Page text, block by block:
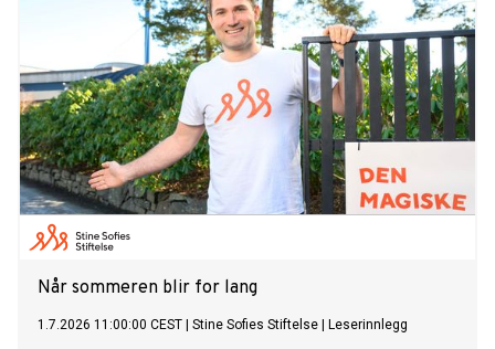
Når sommeren blir for lang
1.7.2026 11:00:00 CEST Stine Sofies Stiftelse Leserinnlegg